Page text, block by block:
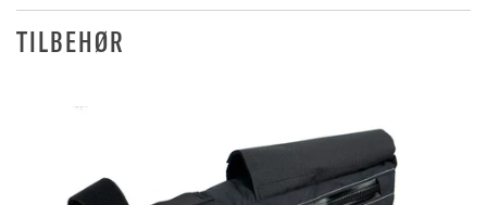
TILBEHØR